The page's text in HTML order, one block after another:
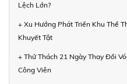
Lệch Lớn?
+ Xu Hướng Phát Triển Khu Thể
Khuyết Tật
+ Thử Thách 21 Ngày Thay Đổi
Công Viên